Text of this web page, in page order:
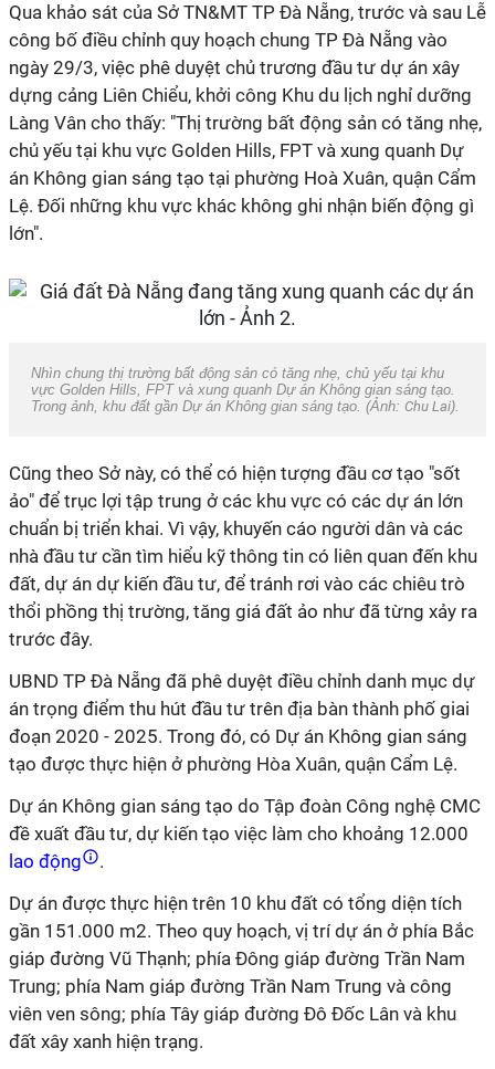
Qua khảo sát của Sở TN&MT TP Đà Nẵng, trước và sau Lễ
công bố điều chỉnh quy hoạch chung TP Đà Nẵng vào
ngày 29/3, việc phê duyệt chủ trương đầu tư dự án xây
dựng cảng Liên Chiểu, khởi công Khu du lịch nghỉ dưỡng
Làng Vân cho thấy: "Thị trường bất động sản có tăng nhẹ,
chủ yếu tại khu vực Golden Hills, FPT và xung quanh Dự
án Không gian sáng tạo tại phường Hoà Xuân, quận Cẩm
Lệ. Đối những khu vực khác không ghi nhận biến động gì
lớn".
Nhìn chung thị trường bất động sản có tăng nhẹ, chủ yếu tại khu
vực Golden Hills, FPT và xung quanh Dự án Không gian sáng tạo.
Trong ảnh, khu đất gần Dự án Không gian sáng tạo. (Ảnh: Chu Lai).
Cũng theo Sở này, có thể có hiện tượng đầu cơ tạo "sốt
ảo" để trục lợi tập trung ở các khu vực có các dự án lớn
chuẩn bị triển khai. Vì vậy, khuyến cáo người dân và các
nhà đầu tư cần tìm hiểu kỹ thông tin có liên quan đến khu
đất, dự án dự kiến đầu tư, để tránh rơi vào các chiêu trò
thổi phồng thị trường, tăng giá đất ảo như đã từng xảy ra
trước đây.
UBND TP Đà Nẵng đã phê duyệt điều chỉnh danh mục dự
án trọng điểm thu hút đầu tư trên địa bàn thành phố giai
đoạn 2020 - 2025. Trong đó, có Dự án Không gian sáng
tạo được thực hiện ở phường Hòa Xuân, quận Cẩm Lệ.
Dự án Không gian sáng tạo do Tập đoàn Công nghệ CMC
đề xuất đầu tư, dự kiến tạo việc làm cho khoảng 12.000
lao động
.
Dự án được thực hiện trên 10 khu đất có tổng diện tích
gần 151.000 m2. Theo quy hoạch, vị trí dự án ở phía Bắc
giáp đường Vũ Thạnh; phía Đông giáp đường Trần Nam
Trung; phía Nam giáp đường Trần Nam Trung và công
viên ven sông; phía Tây giáp đường Đô Đốc Lân và khu
đất xây xanh hiện trạng.